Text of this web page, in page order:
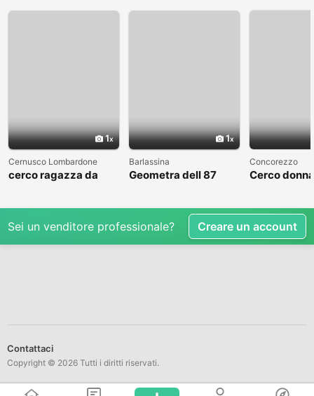
1
Cernusco Lombardone
cerco ragazza da
1
Barlassina
Geometra dell 87
Concorezzo
Cerco
Sei un venditore professionale? Creare un account
Contattaci
Copyright © 2026 Tutti i diritti riservati.